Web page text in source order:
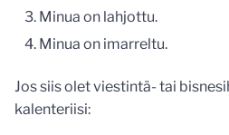
Minua on lahjottu.
Minua on imarreltu.
Jos siis olet viestintä- tai
kalenteriisi: